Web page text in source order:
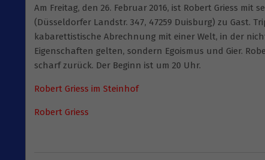
Am Freitag, den 26. Februar 2016, ist Robert Griess mit
(Düsseldorfer Landstr. 347, 47259 Duisburg) zu Gast.
kabarettistische Abrechnung mit einer Welt, in der
Eigenschaften gelten, sondern Egoismus und Gier.
scharf zurück. Der Beginn ist um 20 Uhr.
Robert Griess im Steinhof
Robert Griess